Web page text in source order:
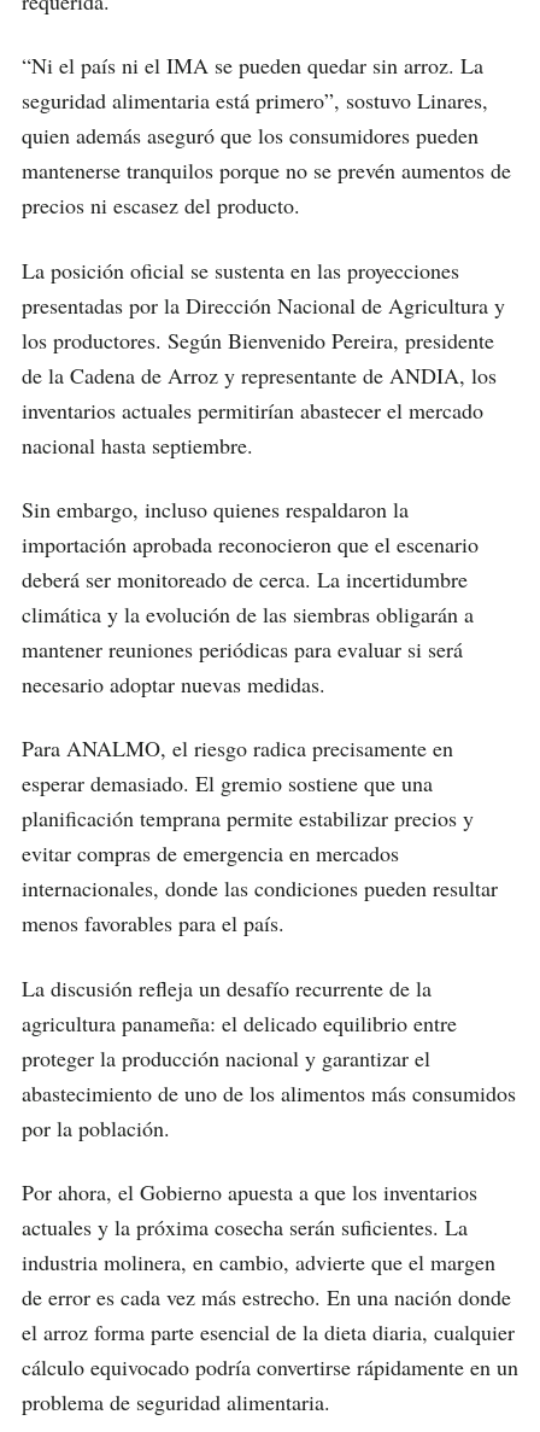
“Ni el país ni el IMA se pueden quedar sin arroz. La
seguridad alimentaria está primero”, sostuvo Linares,
quien además aseguró que los consumidores pueden
mantenerse tranquilos porque no se prevén aumentos de
precios ni escasez del producto.
La posición oficial se sustenta en las proyecciones
presentadas por la Dirección Nacional de Agricultura y
los productores. Según Bienvenido Pereira, presidente
de la Cadena de Arroz y representante de ANDIA, los
inventarios actuales permitirían abastecer el mercado
nacional hasta septiembre.
Sin embargo, incluso quienes respaldaron la
importación aprobada reconocieron que el escenario
deberá ser monitoreado de cerca. La incertidumbre
climática y la evolución de las siembras obligarán a
mantener reuniones periódicas para evaluar si será
necesario adoptar nuevas medidas.
Para ANALMO, el riesgo radica precisamente en
esperar demasiado. El gremio sostiene que una
planificación temprana permite estabilizar precios y
evitar compras de emergencia en mercados
internacionales, donde las condiciones pueden resultar
menos favorables para el país.
La discusión refleja un desafío recurrente de la
agricultura panameña: el delicado equilibrio entre
proteger la producción nacional y garantizar el
abastecimiento de uno de los alimentos más consumidos
por la población.
Por ahora, el Gobierno apuesta a que los inventarios
actuales y la próxima cosecha serán suficientes. La
industria molinera, en cambio, advierte que el margen
de error es cada vez más estrecho. En una nación donde
el arroz forma parte esencial de la dieta diaria, cualquier
cálculo equivocado podría convertirse rápidamente en un
problema de seguridad alimentaria.